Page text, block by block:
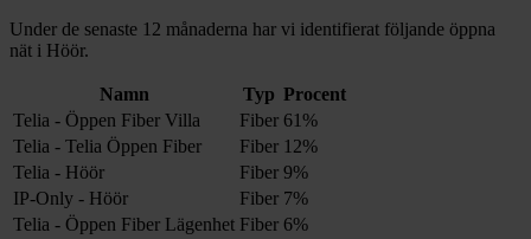
Under de senaste 12 månaderna har vi identifierat följande öppna
nät i Höör.
Namn Typ Procent
Telia - Öppen Fiber Villa
Fiber 61%
Telia - Telia Öppen Fiber
Fiber 12%
Telia - Höör
Fiber 9%
IP-Only - Höör
Fiber 7%
Telia - Öppen Fiber Lägenhet Fiber 6%